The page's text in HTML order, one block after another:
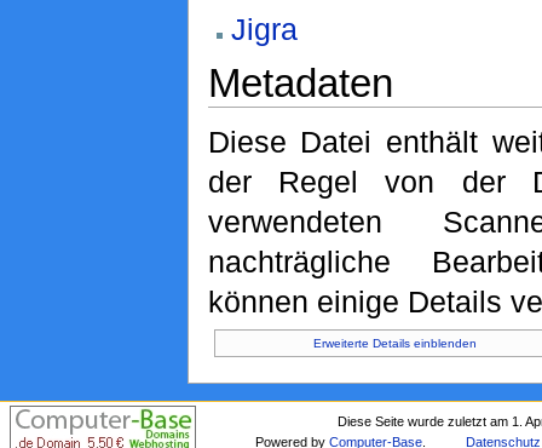
Jigra
Metadaten
Diese Datei enthält
der Regel von der
verwendeten
nachträgliche
können einige Details
Erweiterte Details einblenden
Diese Seite wurde zuletzt am 1.
Powered byComputer-Base Datenschutz